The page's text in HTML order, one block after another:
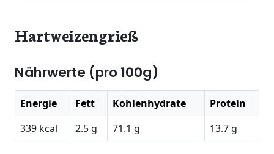
Hartweizengrieß
Nährwerte (pro 100g)
Energie Fett Kohlenhydrate
Protein
339 kcal
2.5 g 71.1 g 13.7 g